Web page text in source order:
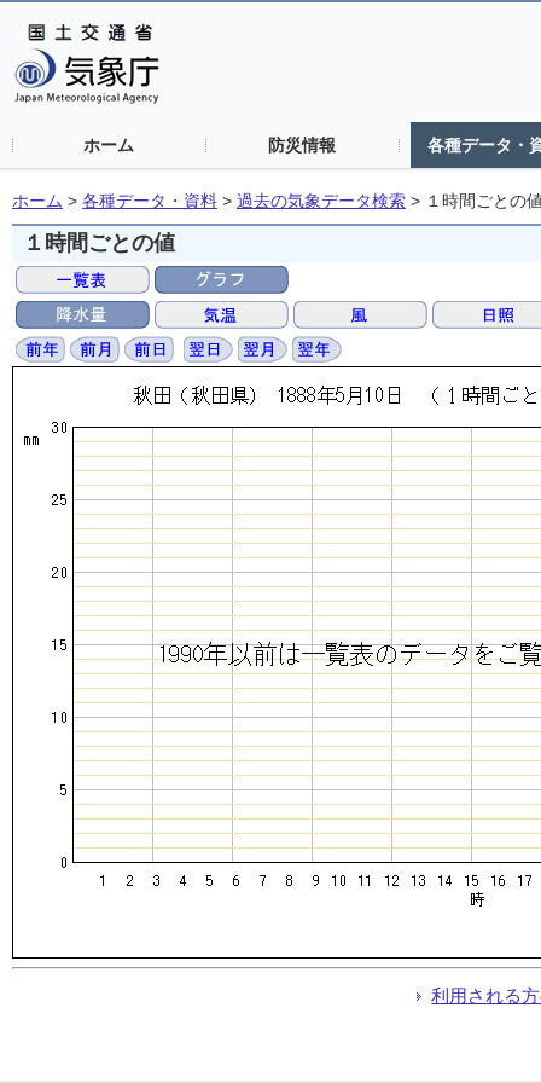
ホーム 防災情報 各種データ・
ホーム > 各種データ・資料 > 過去の気象データ検索 > １時間ごとの
１時間ごとの値
利用される